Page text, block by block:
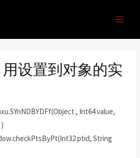
设置到对象的实
, Int64 value,
ptid, String